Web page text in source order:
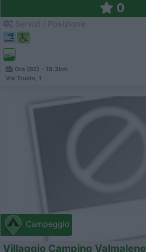
0
Ora (BZ) - 18.3km
Via Truidn, 1
Campeggio
Villaggio Camping Valmalene